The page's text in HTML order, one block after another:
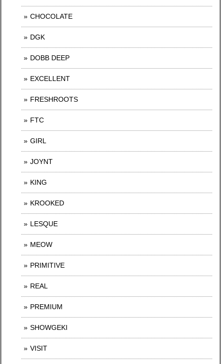
CHOCOLATE
DGK
DOBB DEEP
EXCELLENT
FRESHROOTS
FTC
GIRL
JOYNT
KING
KROOKED
LESQUE
MEOW
PRIMITIVE
REAL
PREMIUM
SHOWGEKI
VISIT